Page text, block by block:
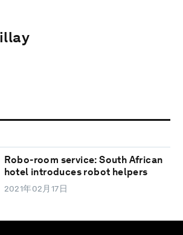
Robo-room service: South African
hotel introduces robot helpers
2021年02月17日